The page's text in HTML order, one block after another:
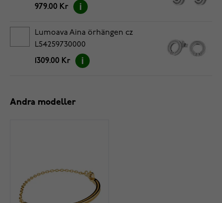
979.00 Kr
Lumoava Aina örhängen cz
L54259730000
1309.00 Kr
Andra modeller